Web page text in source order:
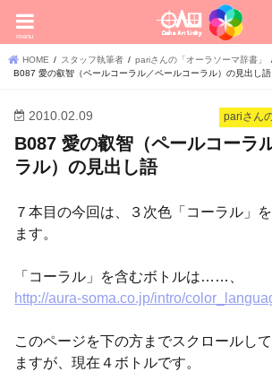
menu
HOME スタッフ執筆者
pariさんの「オーラソーマ辞書」
B087 愛の叡智（ペールコーラル／ペールコーラル）の見出し語
pariさん
2010.02.09
B087 愛の叡智（ペールコーラ
ラル）の見出し語
７本目の今回は、３次色「コーラル」
ます。
「コーラル」を含むボトルは……、
http://aura-soma.co.jp/intro/
このページを下の方までスクロールし
ますが、現在４ボトルです。